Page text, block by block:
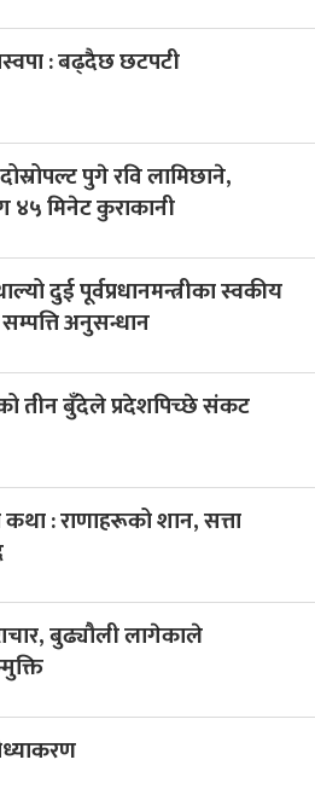
: बढ्दैछ छटपटी
पुगे रवि लामिछाने,
४५ मिनेट कुराकानी
दुई पूर्वप्रधानमन्त्रीका स्वकीय
अनुसन्धान
तीन बुँदेले प्रदेशपिच्छे संकट
: राणाहरूको शान, सत्ता
बुढ्यौली लागेकाले